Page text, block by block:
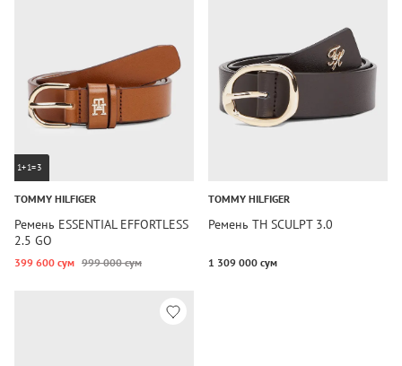
1+1=3
TOMMY HILFIGER
Ремень ESSENTIAL EFFORTLESS
2.5 GO
399 600 сум 999 000 сум
TOMMY HILFIGER
Ремень TH SCULPT 3.0
1 309 000 сум